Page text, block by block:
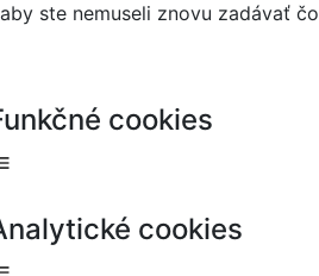
aby ste nemuseli znovu zadávať
cookies
cookies